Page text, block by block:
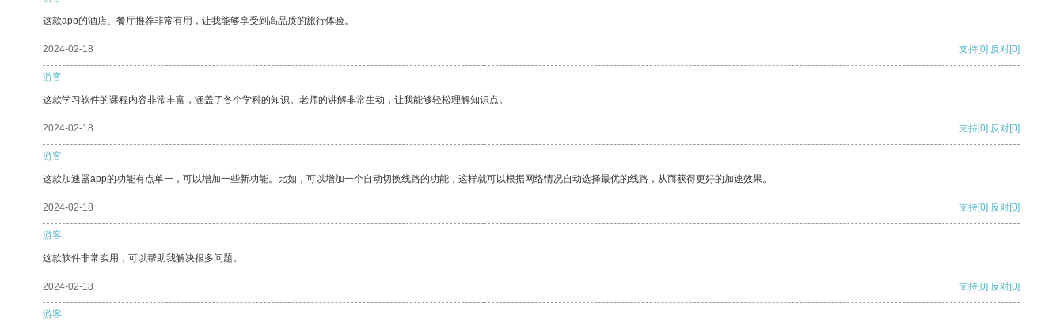
这款app的酒店、餐厅推荐非常有用，让我能够享受到高品质的旅行体验。
2024-02-18 支持[0] 反对[0]
游客
这款学习软件的课程内容非常丰富，涵盖了各个学科的知识。老师的讲解非常生动，让我能够轻松理解知识点。
2024-02-18 支持[0] 反对[0]
游客
这款加速器app的功能有点单一，可以增加一些新功能。比如，可以增加一个自动切换线路的功能，这样就可以根据网络情况自动选择最优的线路，从而获得更好的加速效果。
2024-02-18 支持[0] 反对[0]
游客
这款软件非常实用，可以帮助我解决很多问题。
2024-02-18 支持[0] 反对[0]
游客